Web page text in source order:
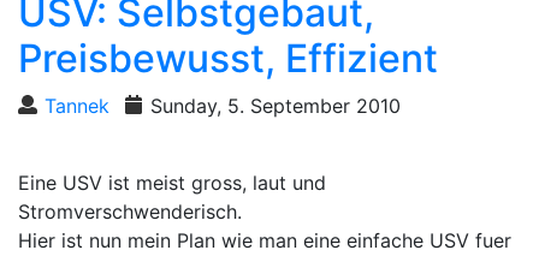
USV: Selbstgebaut,
Preisbewusst, Effizient
Tannek Sunday, 5. September 2010
Eine USV ist meist gross, laut und
Stromverschwenderisch.
Hier ist nun mein Plan wie man eine einfache USV fuer